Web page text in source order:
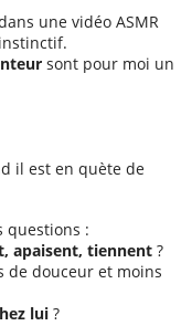
une vidéo ASMR
sont pour moi un
il est en quète de
questions :
apaisent, tiennent ?
de douceur et moins
lui ?